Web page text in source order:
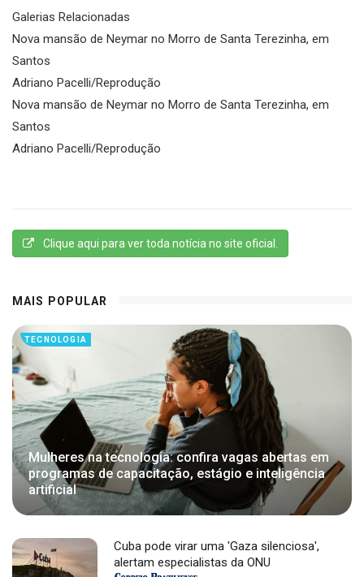
Galerias Relacionadas
Nova mansão de Neymar no Morro de Santa Terezinha, em
Santos
Adriano Pacelli/Reprodução
Nova mansão de Neymar no Morro de Santa Terezinha, em
Santos
Adriano Pacelli/Reprodução
Clique aqui para ver toda notícia no site oficial.
MAIS POPULAR
TECNOLOGIA
Mulheres na tecnologia: confira vagas abertas em
programas de capacitação, estágio e inteligência
artificial
Cuba pode virar uma 'Gaza silenciosa',
alertam especialistas da ONU